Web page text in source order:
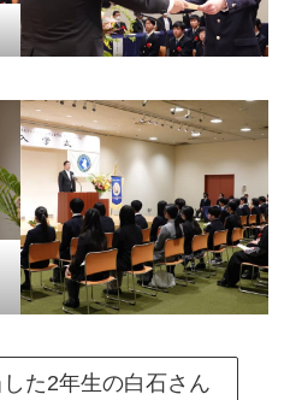
た2年生の白石さん